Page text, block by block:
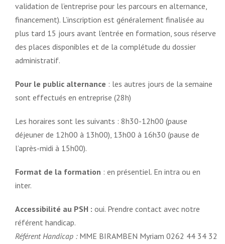
validation de l’entreprise pour les parcours en alternance,
financement). L’inscription est généralement finalisée au
plus tard 15 jours avant l’entrée en formation, sous réserve
des places disponibles et de la complétude du dossier
administratif.
Pour le public alternance : les autres jours de la semaine
sont effectués en entreprise (28h)
Les horaires sont les suivants : 8h30-12h00 (pause
déjeuner de 12h00 à 13h00), 13h00 à 16h30 (pause de
l’après-midi à 15h00).
Format de la formation : en présentiel. En intra ou en
inter.
Accessibilité au PSH : oui. Prendre contact avec notre
référent handicap.
Référent Handicap :MME BIRAMBEN Myriam 0262 44 34 32